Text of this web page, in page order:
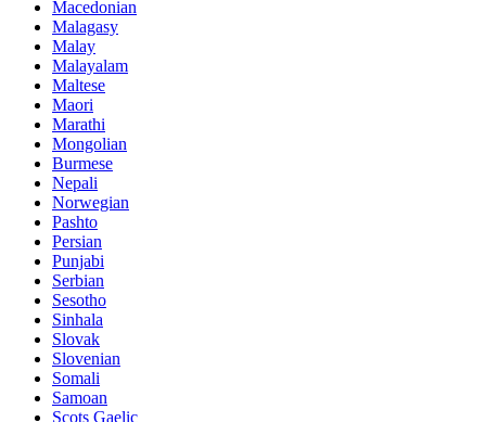
Macedonian
Malagasy
Malay
Malayalam
Maltese
Maori
Marathi
Mongolian
Burmese
Nepali
Norwegian
Pashto
Persian
Punjabi
Serbian
Sesotho
Sinhala
Slovak
Slovenian
Somali
Samoan
Scots Gaelic